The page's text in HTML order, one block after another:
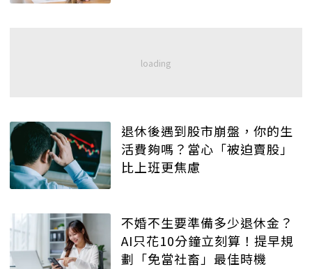
退休後遇到股市崩盤，你的生
活費夠嗎？當心「被迫賣股」
比上班更焦慮
不婚不生要準備多少退休金？
AI只花10分鐘立刻算！提早規
劃「免當社畜」最佳時機